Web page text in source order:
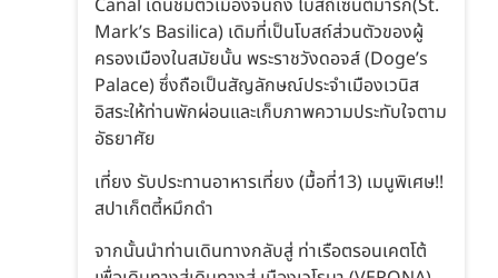
Canal เดินชมตัวเมืองจนถึง โบสถ์เซนต์มาร์ก(St.
Mark’s Basilica) เดิมที่เป็นโบสถ์ส่วนตัวของผู้
ครองเมืองในสมัยนั้น พระราชวังดอจส์ (Doge’s
Palace) ซึ่งถือเป็นสัญลักษณ์ประจำเมืองเวนิส
อิสระให้ท่านพักผ่อนและเก็บภาพความประทับใจตาม
อัธยาศัย
เที่ยง รับประทานอาหารเที่ยง (มื้อที่13) เมนูพิเศษ!!
สปาเก็ตตี้หมึกดำ
จากนั้นนำท่านเดินทางกลับสู่ ท่าเรือตรอนเคตโต้